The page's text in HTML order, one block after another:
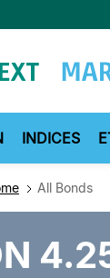
INDICES
All Bonds